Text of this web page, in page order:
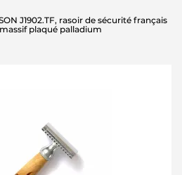
J1902.TF, rasoir de sécurité français
plaqué palladium